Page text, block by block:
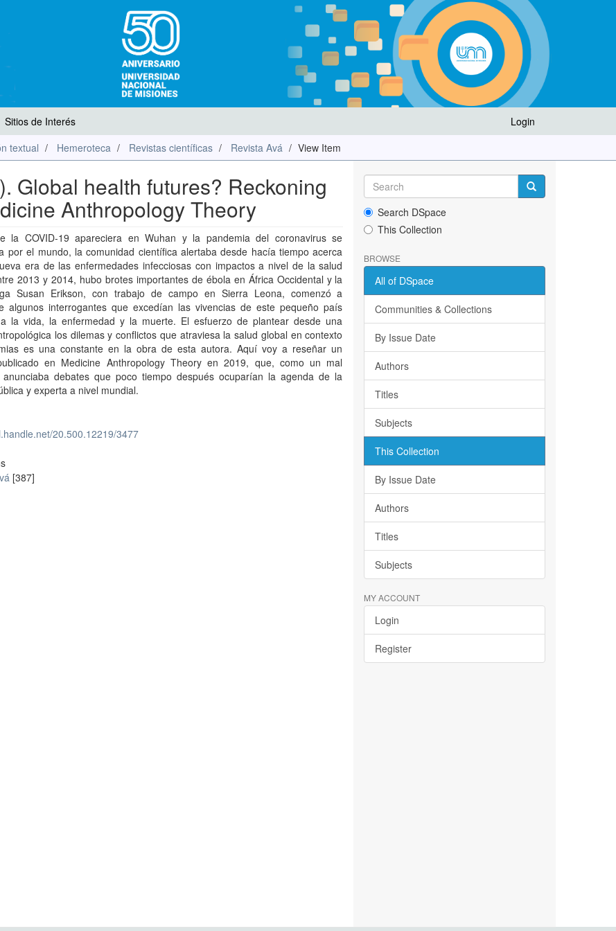
Login
Sitios de Interés
textual Hemeroteca Revistas científicas Revista Avá View Item
Global health futures? Reckoning
Anthropology Theory
la COVID-19 apareciera en Wuhan y la pandemia del coronavirus se
por el mundo, la comunidad científica alertaba desde hacía tiempo acerca
era de las enfermedades infecciosas con impactos a nivel de la salud
2013 y 2014, hubo brotes importantes de ébola en África Occidental y la
Susan Erikson, con trabajo de campo en Sierra Leona, comenzó a
algunos interrogantes que excedían las vivencias de este pequeño país
la vida, la enfermedad y la muerte. El esfuerzo de plantear desde una
los dilemas y conflictos que atraviesa la salud global en contexto
es una constante en la obra de esta autora. Aquí voy a reseñar un
en Medicine Anthropology Theory en 2019, que, como un mal
anunciaba debates que poco tiempo después ocuparían la agenda de la
y experta a nivel mundial.
20.500.12219/3477
[387]
Search DSpace
This Collection
BROWSE
All of DSpace
Communities & Collections
By Issue Date
Authors
Titles
Subjects
This Collection
By Issue Date
Authors
Titles
Subjects
MY ACCOUNT
Login
Register